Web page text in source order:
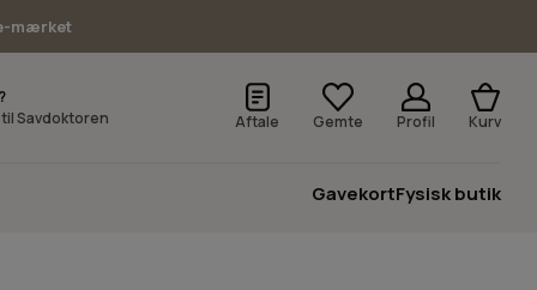
mærket
Savdoktoren
Aftale Gemte Profil Kurv
GavekortFysisk butik